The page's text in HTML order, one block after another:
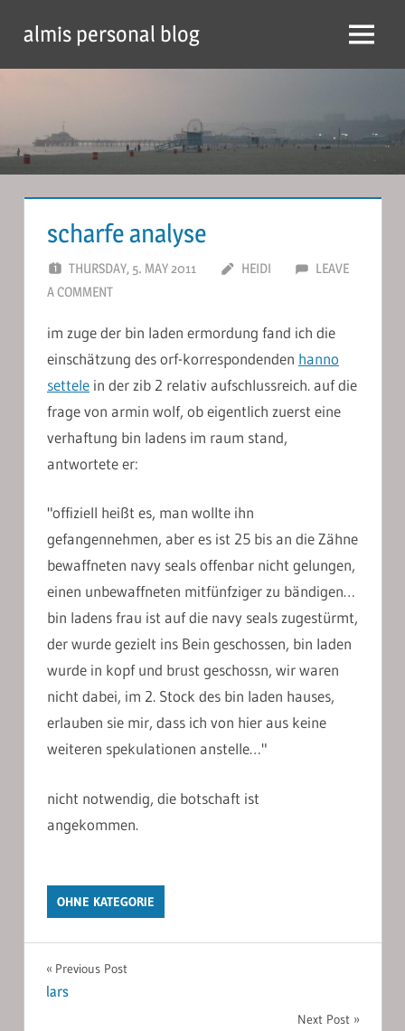
content
almis personal blog Menu
scharfe analyse
THURSDAY, 5. MAY 2011 HEIDI
LEAVE
A COMMENT
im zuge der bin laden ermordung fand ich die
einschätzung des orf-korrespondenden hanno
settele in der zib 2 relativ aufschlussreich. auf die
frage von armin wolf, ob eigentlich zuerst eine
verhaftung bin ladens im raum stand,
antwortete er:
"offiziell heißt es, man wollte ihn
gefangennehmen, aber es ist 25 bis an die Zähne
bewaffneten navy seals offenbar nicht gelungen,
einen unbewaffneten mitfünfziger zu bändigen…
bin ladens frau ist auf die navy seals zugestürmt,
der wurde gezielt ins Bein geschossen, bin laden
wurde in kopf und brust geschossn, wir waren
nicht dabei, im 2. Stock des bin laden hauses,
erlauben sie mir, dass ich von hier aus keine
weiteren spekulationen anstelle…"
nicht notwendig, die botschaft ist
angekommen.
OHNE KATEGORIE
Post
Previous Post
lars
Next Post